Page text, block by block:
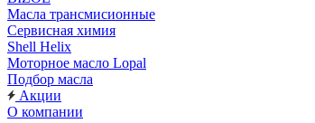
Масла трансмисионные
Сервисная химия
Shell Helix
Моторное масло Lopal
Подбор масла
Акции
О компании